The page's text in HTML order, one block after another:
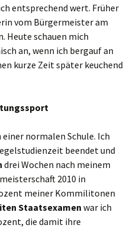
entsprechend wert. Früher
vom Bürgermeister am
Heute schauen mich
an, wenn ich bergauf an
kurze Zeit später keuchend
normalen Schule. Ich
beendet und
drei Wochen nach meinem
2010 in
meiner Kommilitonen
Staatsexamenwar ich
die damit ihre